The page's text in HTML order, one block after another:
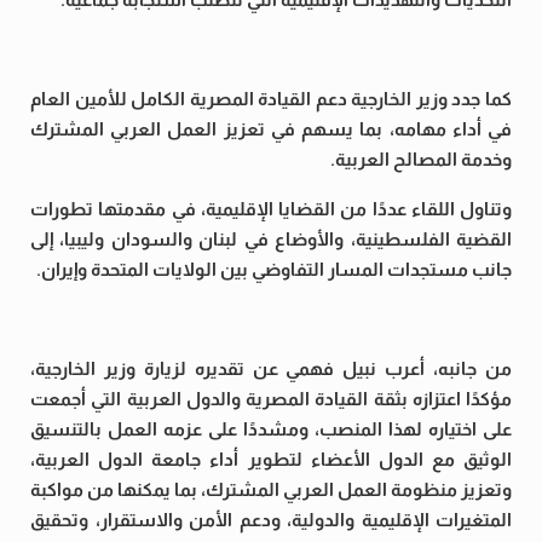
كما جدد وزير الخارجية دعم القيادة المصرية الكامل للأمين العام
في أداء مهامه، بما يسهم في تعزيز العمل العربي المشترك
وخدمة المصالح العربية.
وتناول اللقاء عددًا من القضايا الإقليمية، في مقدمتها تطورات
القضية الفلسطينية، والأوضاع في لبنان والسودان وليبيا، إلى
جانب مستجدات المسار التفاوضي بين الولايات المتحدة وإيران.
من جانبه، أعرب نبيل فهمي عن تقديره لزيارة وزير الخارجية،
مؤكدًا اعتزازه بثقة القيادة المصرية والدول العربية التي أجمعت
على اختياره لهذا المنصب، ومشددًا على عزمه العمل بالتنسيق
الوثيق مع الدول الأعضاء لتطوير أداء جامعة الدول العربية،
وتعزيز منظومة العمل العربي المشترك، بما يمكنها من مواكبة
المتغيرات الإقليمية والدولية، ودعم الأمن والاستقرار، وتحقيق